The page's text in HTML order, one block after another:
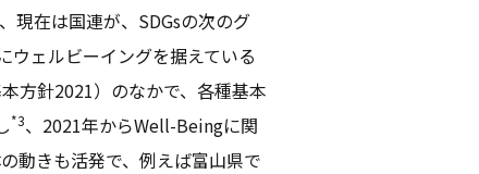
現在は国連が、SDGsの次のグ
ウェルビーイングを据えている
方針2021）のなかで、各種基本
*3、2021年からWell-Beingに関
動きも活発で、例えば富山県で